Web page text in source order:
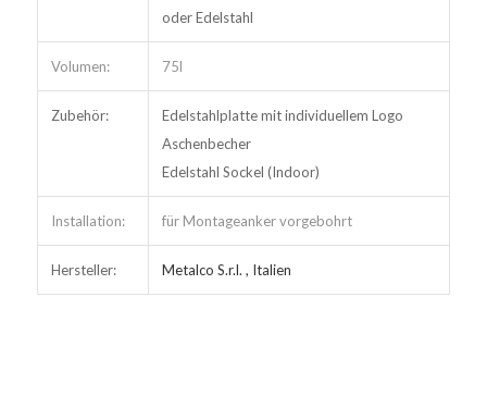
oder Edelstahl
Volumen: 75l
Zubehör:
Edelstahlplatte mit individuellem Logo
Aschenbecher
Edelstahl Sockel (Indoor)
Installation: für Montageanker vorgebohrt
Hersteller: Metalco S.r.l. , Italien